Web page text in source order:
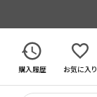
購入履歴
お気に入り